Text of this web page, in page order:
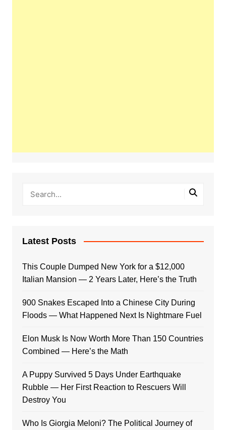
Latest Posts
This Couple Dumped New York for a $12,000
Italian Mansion — 2 Years Later, Here’s the Truth
900 Snakes Escaped Into a Chinese City During
Floods — What Happened Next Is Nightmare Fuel
Elon Musk Is Now Worth More Than 150 Countries
Combined — Here’s the Math
A Puppy Survived 5 Days Under Earthquake
Rubble — Her First Reaction to Rescuers Will
Destroy You
Who Is Giorgia Meloni? The Political Journey of